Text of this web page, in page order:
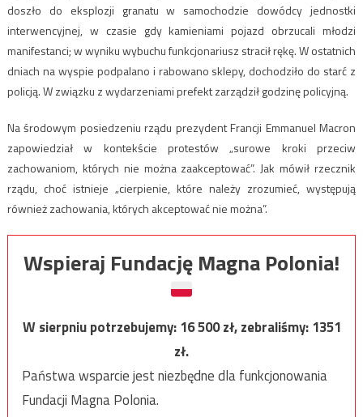
doszło do eksplozji granatu w samochodzie dowódcy jednostki
interwencyjnej, w czasie gdy kamieniami pojazd obrzucali młodzi
manifestanci; w wyniku wybuchu funkcjonariusz stracił rękę. W ostatnich
dniach na wyspie podpalano i rabowano sklepy, dochodziło do starć z
policją. W związku z wydarzeniami prefekt zarządził godzinę policyjną.
Na środowym posiedzeniu rządu prezydent Francji Emmanuel Macron
zapowiedział w kontekście protestów „surowe kroki przeciw
zachowaniom, których nie można zaakceptować”. Jak mówił rzecznik
rządu, choć istnieje „cierpienie, które należy zrozumieć, występują
również zachowania, których akceptować nie można”.
Wspieraj Fundację Magna Polonia!
W sierpniu potrzebujemy:16 500zł, zebraliśmy:1351
zł.
Państwa wsparcie jest niezbędne dla funkcjonowania
Fundacji Magna Polonia.